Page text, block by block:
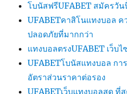
โบนัสฟรีUFABET สมัครวัน
UFABETคาสิโนแทงบอล
ปลอดภัยที่มากกว่า
แทงบอลตรงUFABET เว็บ
UFABETโบนัสแทงบอล กา
อัตราส่วนราคาต่อรอง
UFABETเว็บแทงบอลสด ที่